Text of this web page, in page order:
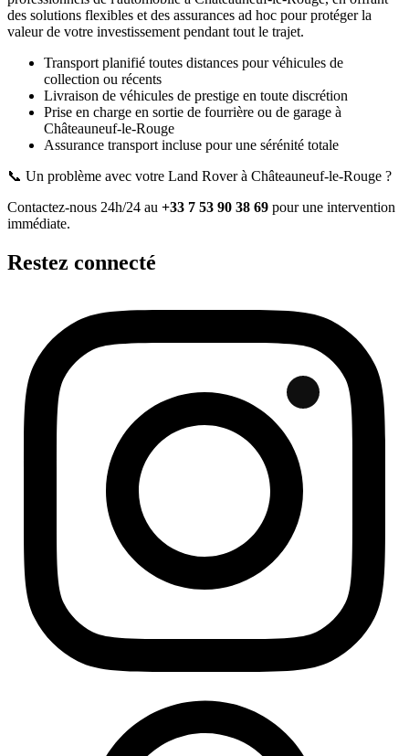
des solutions flexibles et des assurances ad hoc pour protéger la
valeur de votre investissement pendant tout le trajet.
Transport planifié toutes distances pour véhicules de
collection ou récents
Livraison de véhicules de prestige en toute discrétion
Prise en charge en sortie de fourrière ou de garage à
Châteauneuf-le-Rouge
Assurance transport incluse pour une sérénité totale
📞 Un problème avec votre Land Rover à Châteauneuf-le-Rouge ?
Contactez-nous 24h/24 au +33 7 53 90 38 69 pour une intervention
immédiate.
Restez connecté